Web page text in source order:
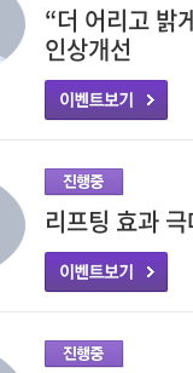
“더 어리고 밝
인상개선
리프팅 효과